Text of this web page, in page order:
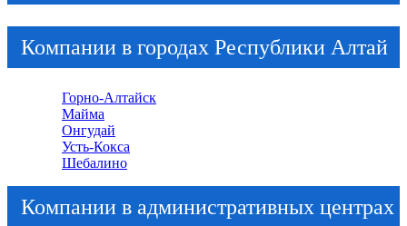
Компании в городах Республики Алтай
Горно-Алтайск
Майма
Онгудай
Усть-Кокса
Шебалино
Компании в административных центрах